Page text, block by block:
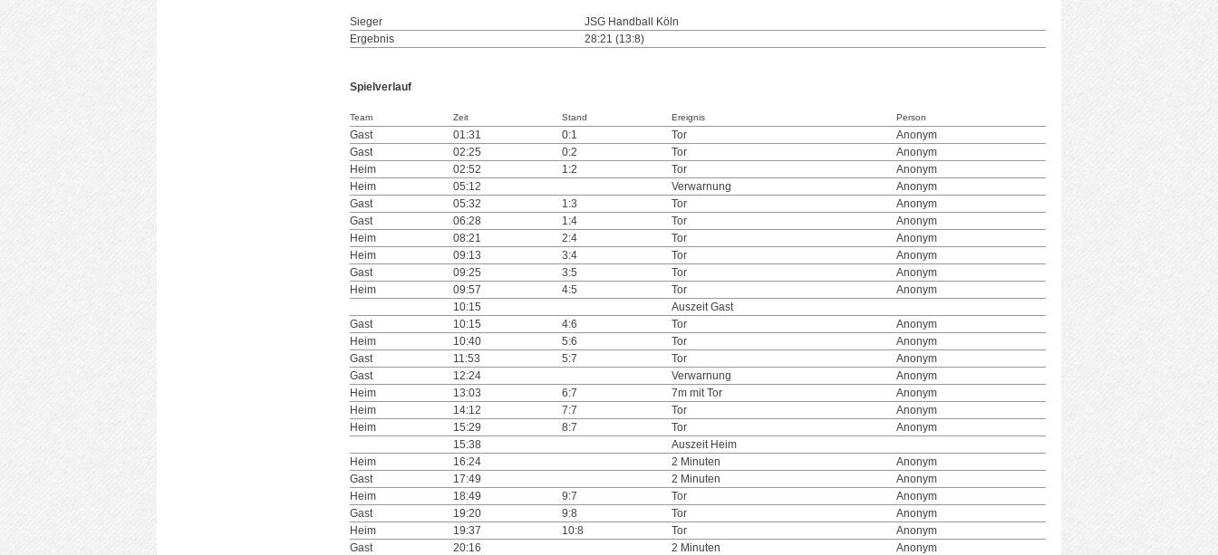
Sieger
JSG Handball Köln
Ergebnis
28:21 (13:8)
Spielverlauf
Team Zeit Stand Ereignis Person
Gast 01:31 0:1 Tor
Anonym
Gast
02:25 0:2 Tor
Anonym
Heim
02:52 1:2 Tor
Anonym
Heim
05:12 Verwarnung
Anonym
Gast
05:32 1:3 Tor
Anonym
Gast
06:28 1:4 Tor
Anonym
Heim
08:21 2:4 Tor
Anonym
Heim
09:13 3:4 Tor
Anonym
Gast
09:25 3:5 Tor
Anonym
Heim
09:57 4:5 Tor
Anonym
10:15
Auszeit Gast
Gast
10:15 4:6 Tor
Anonym
Heim
10:40 5:6 Tor
Anonym
Gast
11:53 5:7 Tor
Anonym
Gast
12:24 Verwarnung
Anonym
Heim
13:03 6:7 7m mit Tor
Anonym
Heim
14:12 7:7 Tor
Anonym
Heim
15:29 8:7 Tor
Anonym
15:38
Auszeit Heim
Heim
16:24 2 Minuten
Anonym
Gast
17:49 2 Minuten
Anonym
Heim
18:49 9:7 Tor
Anonym
Gast
19:20 9:8 Tor
Anonym
Heim
19:37 10:8 Tor
Anonym
Gast
20:16 2 Minuten
Anonym